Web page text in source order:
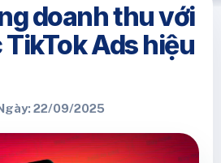
doanh thu với
Ads hiệu
22/09/2025